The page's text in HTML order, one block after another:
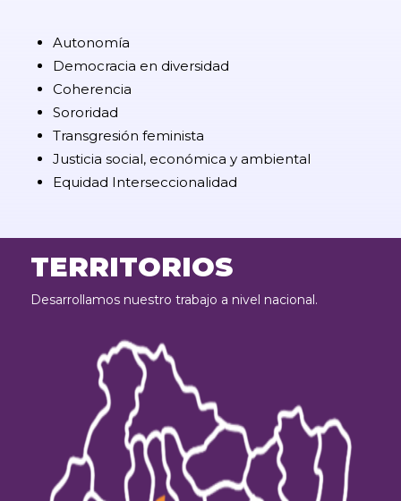
Autonomía
Democracia en diversidad
Coherencia
Sororidad
Transgresión feminista
Justicia social, económica y ambiental
Equidad Interseccionalidad
TERRITORIOS
Desarrollamos nuestro trabajo a nivel nacional.